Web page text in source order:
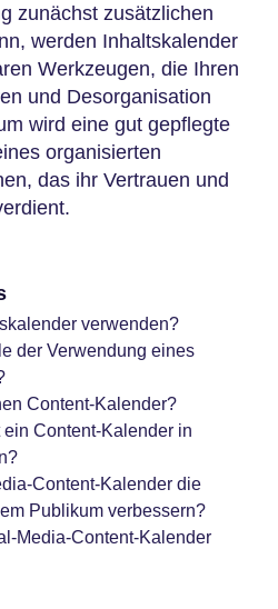
zunächst zusätzlichen
werden Inhaltskalender
Werkzeugen, die Ihren
und Desorganisation
wird eine gut gepflegte
organisierten
das ihr Vertrauen und
verwenden?
der Verwendung eines
Content-Kalender?
Content-Kalender in
Content-Kalender die
Publikum verbessern?
Media-Content-Kalender